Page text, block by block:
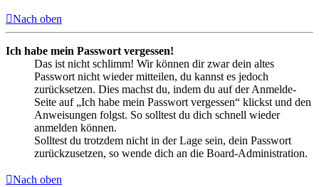
Nach oben
Ich habe mein Passwort vergessen!
Das ist nicht schlimm! Wir können dir zwar dein altes
Passwort nicht wieder mitteilen, du kannst es jedoch
zurücksetzen. Dies machst du, indem du auf der Anmelde-
Seite auf „Ich habe mein Passwort vergessen“ klickst und den
Anweisungen folgst. So solltest du dich schnell wieder
anmelden können.
Solltest du trotzdem nicht in der Lage sein, dein Passwort
zurückzusetzen, so wende dich an die Board-Administration.
Nach oben